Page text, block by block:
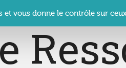
Bourgogne – Le Clos des
et vous donne le contrôle sur